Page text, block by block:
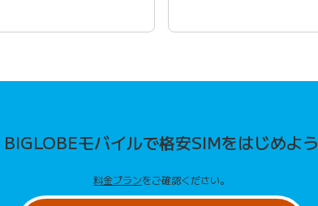
BIGLOBEモバイルで格安SIMをはじめよう
料金プランをご確認ください。